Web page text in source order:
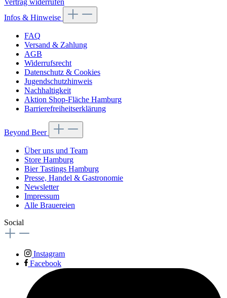
Vertrag widerrufen
Infos & Hinweise
FAQ
Versand & Zahlung
AGB
Widerrufsrecht
Datenschutz & Cookies
Jugendschutzhinweis
Nachhaltigkeit
Aktion Shop-Fläche Hamburg
Barrierefreiheitserklärung
Beyond Beer
Über uns und Team
Store Hamburg
Bier Tastings Hamburg
Presse, Handel & Gastronomie
Newsletter
Impressum
Alle Brauereien
Social
Instagram
Facebook